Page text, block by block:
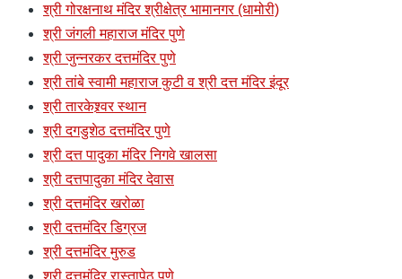
श्री गोरक्षनाथ मंदिर श्रीक्षेत्र भामानगर (धामोरी)
श्री जंगली महाराज मंदिर पुणे
श्री जुन्नरकर दत्तमंदिर पुणे
श्री तांबे स्वामी महाराज कुटी व श्री दत्त मंदिर इंदूर
श्री तारकेश्र्वर स्थान
श्री दगडुशेठ दत्तमंदिर पुणे
श्री दत्त पादुका मंदिर निगवे खालसा
श्री दत्तपादुका मंदिर देवास
श्री दत्तमंदिर खरोळा
श्री दत्तमंदिर डिग्रज
श्री दत्तमंदिर मुरुड
श्री दत्तमंदिर रास्तापेठ पुणे